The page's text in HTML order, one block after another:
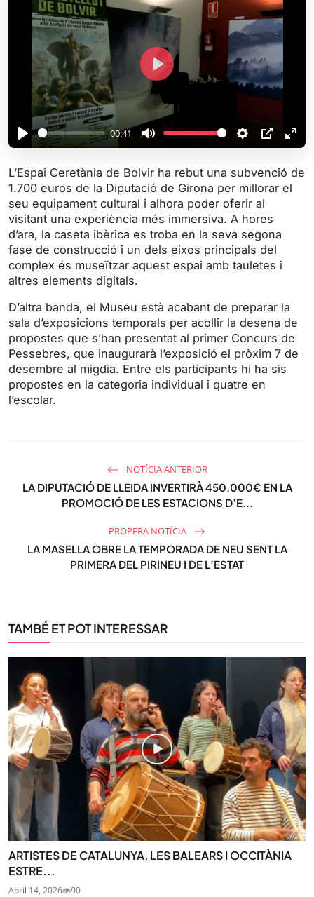
P
a
y
00:41
M
u
t
e
S
e
t
t
i
n
g
s
P
P
E
n
t
c
r
e
P
l
a
L’Espai Ceretània de Bolvir ha rebut una subvenció de
1.700 euros de la Diputació de Girona per millorar el
seu equipament cultural i alhora poder oferir al
visitant una experiència més immersiva. A hores
d’ara, la caseta ibèrica es troba en la seva segona
fase de construcció i un dels eixos principals del
complex és museïtzar aquest espai amb tauletes i
altres elements digitals.
D’altra banda, el Museu està acabant de preparar la
sala d’exposicions temporals per acollir la desena de
propostes que s’han presentat al primer Concurs de
Pessebres, que inaugurarà l’exposició el pròxim 7 de
desembre al migdia. Entre els participants hi ha sis
propostes en la categoria individual i quatre en
l’escolar.
NOTÍCIA ANTERIOR
LA DIPUTACIÓ DE LLEIDA INVERTIRÀ 450.000€ EN LA
PROMOCIÓ DE LES ESTACIONS D’E...
PROPERA NOTÍCIA
LA MASELLA OBRE LA TEMPORADA DE NEU SENT LA
PRIMERA DEL PIRINEU I DE L’ESTAT
TAMBÉ ET POT INTERESSAR
ARTISTES DE CATALUNYA, LES BALEARS I OCCITÀNIA
ESTRE...
Abril 14, 2026 90